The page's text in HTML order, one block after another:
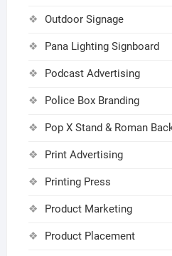
Outdoor Signage
Pana Lighting Signboard
Podcast Advertising
Police Box Branding
Pop X Stand & Roman
Print Advertising
Printing Press
Product Marketing
Product Placement